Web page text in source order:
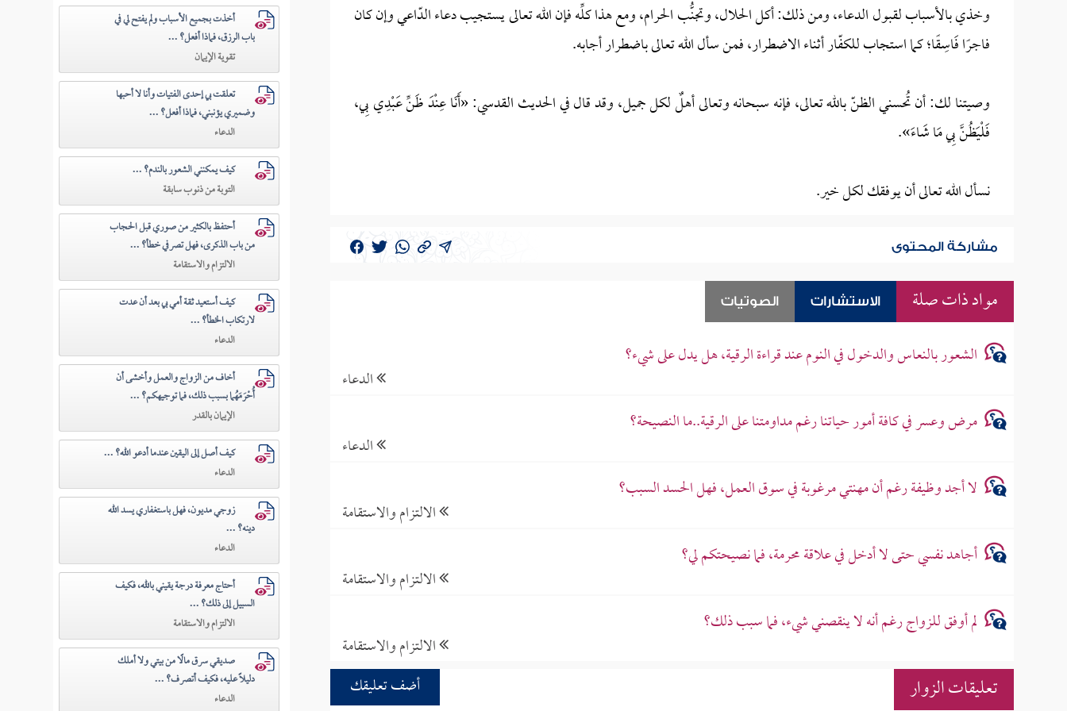
وخذي بالأسباب لقبول الدعاء، ومن ذلك: أكل الحلال، وتجنُّب الحرام، ومع هذا كلِّه فإن الله تعالى يستجيب دعاء الدّاعي وإن كان
فاجرًا فَاسِقًا؛ كما استجاب للكفّار أثناء الاضطرار، فمن سأل الله تعالى باضطرار أجابه.
وصيتنا لك: أن تُحسني الظنّ بالله تعالى، فإنه سبحانه وتعالى أهلٌ لكل جميل، وقد قال في الحديث القدسي: «‌أَنَا عِنْدَ ظَنِّ عَبْدِي بِي،
‌فَلْيَظُنَّ ‌بِي ‌مَا ‌شَاءَ».
نسأل الله تعالى أن يوفقك لكل خير.
مشاركة المحتوى
مواد ذات صلة الاستشارات الصوتيات
الشعور بالنعاس والدخول في النوم عند قراءة الرقية، هل يدل على شيء؟
الدعاء
مرض وعسر في كافة أمور حياتنا رغم مداومتنا على الرقية..ما النصيحة؟
الدعاء
لا أجد وظيفة رغم أن مهنتي مرغوبة في سوق العمل، فهل الحسد السبب؟
الالتزام والاستقامة
أجاهد نفسي حتى لا أدخل في علاقة محرمة، فما نصيحتكم لي؟
الالتزام والاستقامة
لم أوفق للزواج رغم أنه لا ينقصني شيء، فما سبب ذلك؟
الالتزام والاستقامة
تعليقات الزوار
أضف تعليقك
أخذت بجميع الأسباب ولم يفتح لي في
باب الرزق، فماذا أفعل؟ ...
تقوية الإيمان
تعلقت بي إحدى الفتيات وأنا لا أحبها
وضميري يؤنبني، فماذا أفعل؟ ...
الدعاء
كيف يمكنني الشعور بالندم؟ ...
التوبة من ذنوب سابقة
أحتفظ بالكثير من صوري قبل الحجاب
من باب الذكرى، فهل تصرفي خطأ؟ ...
الالتزام والاستقامة
كيف أستعيد ثقة أمي بي بعد أن عدت
لارتكاب الخطأ؟ ...
الدعاء
أخاف من الزواج والعمل وأخشى أن
أُحْرَمَهُما بسبب ذلك، فما توجيهكم؟ ...
الإيمان بالقدر
كيف أصل إلى اليقين عندما أدعو الله؟ ...
الدعاء
زوجي مديون، فهل باستغفاري يسد الله
دينه؟ ...
الدعاء
أحتاج معرفة درجة يقيني بالله، فكيف
السبيل إلى ذلك؟ ...
الالتزام والاستقامة
صديقي سرق مالًا من بيتي ولا أملك
دليلًا عليه، فكيف أتصرف؟ ...
الدعاء